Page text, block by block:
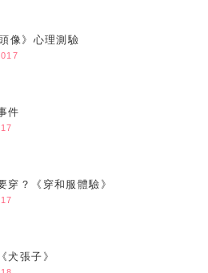
像》心理測驗
件
穿？《穿和服體驗》
犬張子》